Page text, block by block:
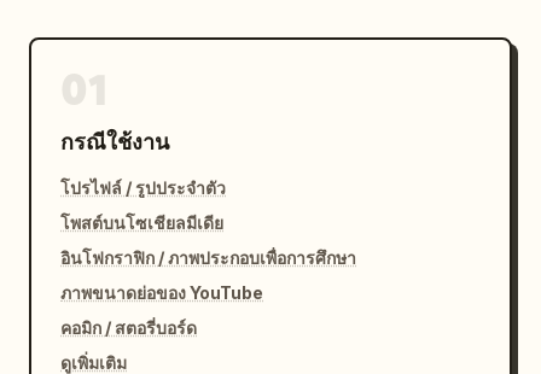
กรณีใช้งาน
โปรไฟล์ / รูปประจำตัว
โพสต์บนโซเชียลมีเดีย
อินโฟกราฟิก / ภาพประกอบเพื่อการศึกษา
ภาพขนาดย่อของ YouTube
คอมิก / สตอรี่บอร์ด
ดูเพิ่มเติม